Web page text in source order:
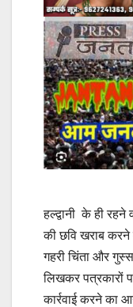
हल्द्वानी के ही
की छवि खराब करने
गहरी चिंता और
लिखकर पत्रकारों
कार्रवाई करने का